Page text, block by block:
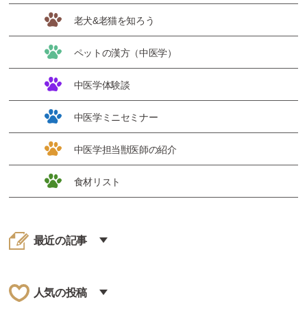
老犬&老猫を知ろう
ペットの漢方（中医学）
中医学体験談
中医学ミニセミナー
中医学担当獣医師の紹介
食材リスト
最近の記事
人気の投稿